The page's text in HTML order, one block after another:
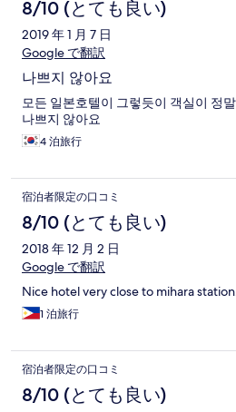
8/10 (とても良い)
2019 年 1 月 7 日
Google で翻訳
나쁘지 않아요
모든 일본호텔이 그렇듯이 객실이 정
나쁘지 않아요
4 泊旅行
宿泊者限定の口コミ
8/10 (とても良い)
2018 年 12 月 2 日
Google で翻訳
Nice hotel very close to mihara
1 泊旅行
宿泊者限定の口コミ
8/10 (とても良い)